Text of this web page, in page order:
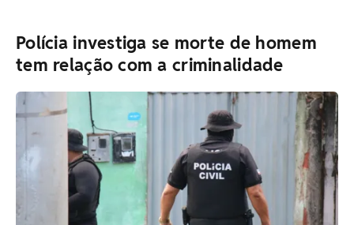
Polícia investiga se morte de homem
tem relação com a criminalidade